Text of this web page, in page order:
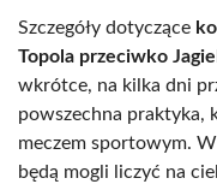
Szczegóły dotyczące
Topola przeciwko
wkrótce, na kilka dni
powszechna praktyka,
meczem sportowym. W
będą mogli liczyć na